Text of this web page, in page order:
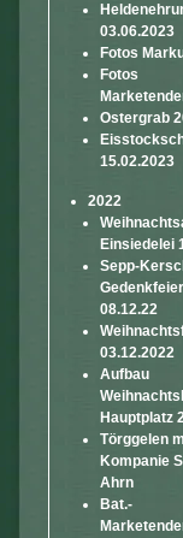
03.06.2023
Fotos
Fotos
Ostergrab
15.02.2023
2022
Einsiedelei
Sepp-
08.12.22
03.12.2022
Aufbau
Hauptplatz
Törggelen
Kompanie
Ahrn
Bat.-